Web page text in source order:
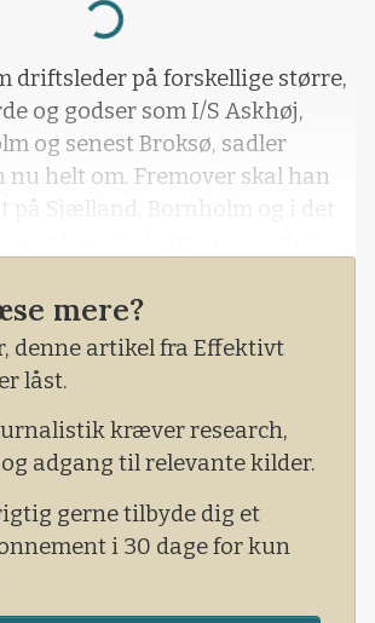
Loading...
driftsleder på forskellige større,
og godser som I/S Askhøj,
og senest Broksø, sadler
nu helt om. Fremover skal han
på Sjælland, Bornholm og i det
og hestebønner, så de kan
avl som udsæd. - Naturli
mere?
denne artikel fra Effektivt
låst.
kræver research,
adgang til relevante kilder.
gerne tilbyde dig et
i 30 dage for kun